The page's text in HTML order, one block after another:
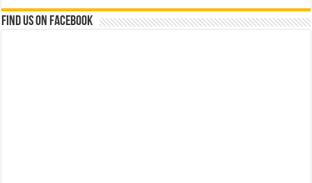
Find us on Facebook